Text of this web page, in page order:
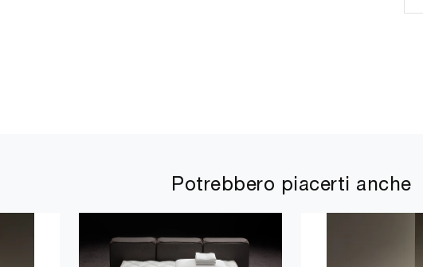
Potrebbero piacerti anche